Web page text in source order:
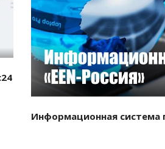
Смотреть
Информационная система